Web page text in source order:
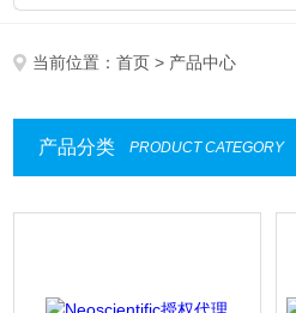
当前位置：首页 > 产品中心
产品分类 PRODUCT CATEGORY